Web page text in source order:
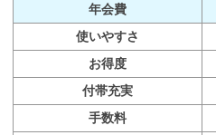
年会費
使いやすさ
お得度
付帯充実
手数料